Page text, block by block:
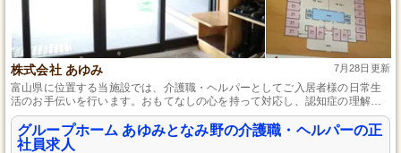
株式会社 あゆみ 7月28日更新
富山県に位置する当施設では、介護職・ヘルパーとしてご入居者様の日常生
活のお手伝いを行います。おもてなしの心を持って対応し、認知症の理解と
気持ちを尊重した介護を大切にしています。夜勤手当や賞与の支給があり、
完全個室で床暖房完備の快適な職場環境でのお仕事です。学歴や経験は不問
で、マイカー通勤も可能ですので、安心してご応募ください。
グループホーム あゆみとなみ野の介護職・ヘルパーの正
社員求人